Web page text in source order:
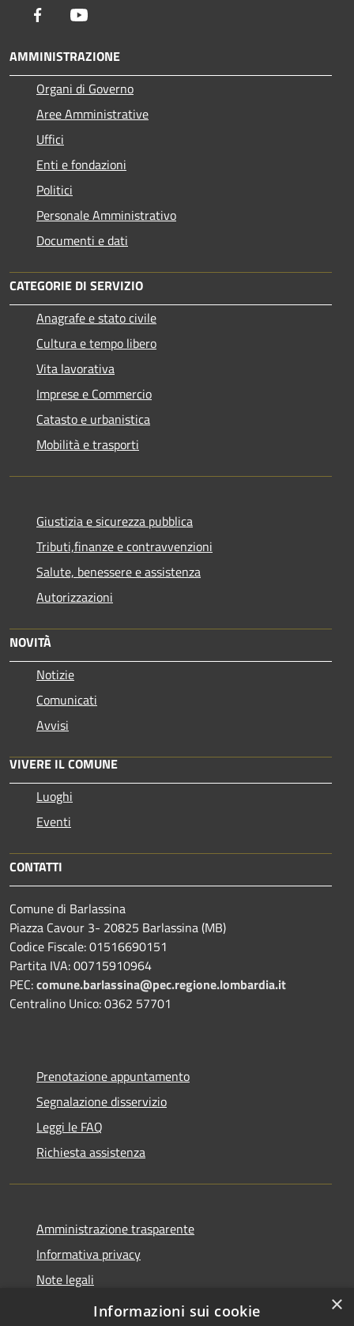
Facebook
AMMINISTRAZIONE
Organi di Governo
Aree Amministrative
Uffici
Enti e fondazioni
Politici
Personale Amministrativo
Documenti e dati
CATEGORIE DI SERVIZIO
Anagrafe e stato civile
Cultura e tempo libero
Vita lavorativa
Imprese e Commercio
Catasto e urbanistica
Mobilità e trasporti
Giustizia e sicurezza pubblica
Tributi,finanze e contravvenzioni
Salute, benessere e assistenza
Autorizzazioni
NOVITÀ
Notizie
Comunicati
Avvisi
VIVERE IL COMUNE
Luoghi
Eventi
CONTATTI
Comune di Barlassina
Piazza Cavour 3- 20825 Barlassina (MB)
Codice Fiscale: 01516690151
Partita IVA: 00715910964
PEC:comune.barlassina@pec.regione.lombardia.it
Centralino Unico: 0362 57701
Prenotazione appuntamento
Segnalazione disservizio
Leggi le FAQ
Richiesta assistenza
Amministrazione trasparente
Informativa privacy
Note legali
Dichiarazione di accessibilità
×
Informazioni sui cookie